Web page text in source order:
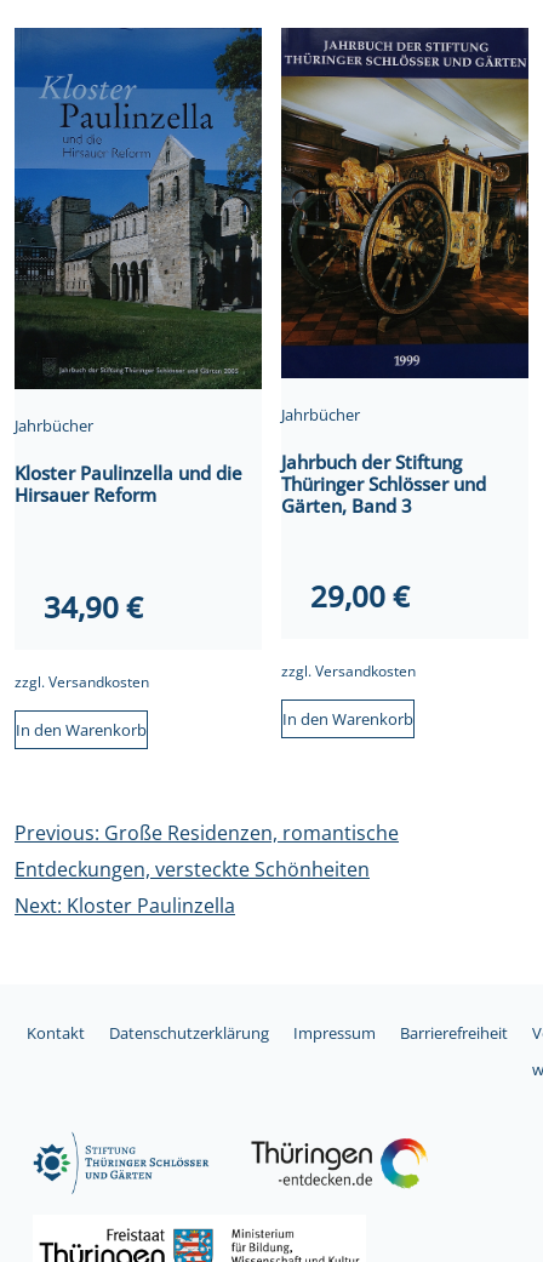
Jahrbücher
Kloster Paulinzella und die
Hirsauer Reform
34,90€
zzgl.Versandkosten
In den Warenkorb
Jahrbücher
Jahrbuch der Stiftung
Thüringer Schlösser und
Gärten, Band 3
29,00€
zzgl.Versandkosten
In den Warenkorb
Beitragsnavigation
Previous: Große Residenzen, romantische
Entdeckungen, versteckte Schönheiten
Next: Kloster Paulinzella
Kontakt Datenschutzerklärung Impressum Barrierefreiheit